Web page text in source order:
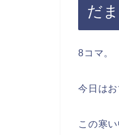
だ
8コマ。
今日は
この寒